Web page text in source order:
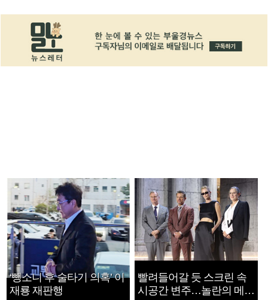
‘뺑소니 후 술타기 의혹’ 이
재룡 재판행
빨려들어갈 듯 스크린 속
시공간 변주…놀란의 메시